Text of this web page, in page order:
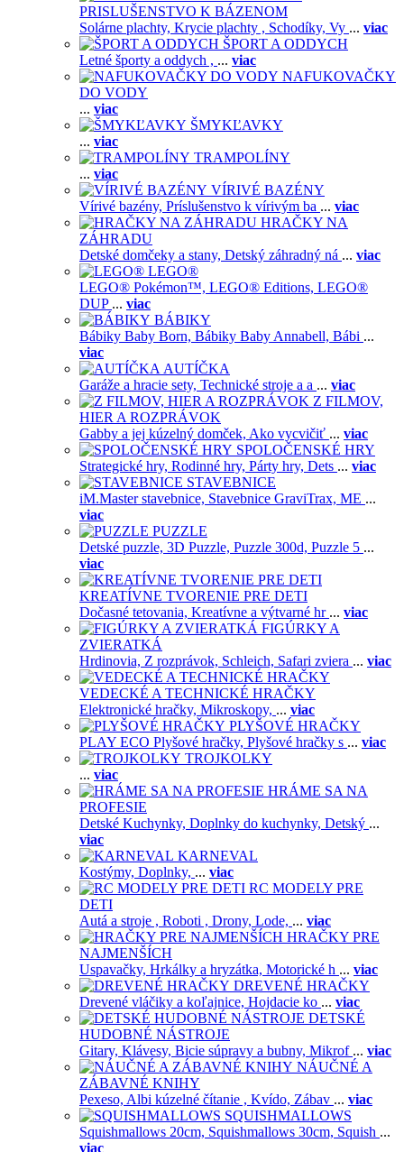
PRISLUŠENSTVO K BÁZENOM
Solárne plachty, Krycie plachty , Schodíky, Vy ... viac
ŠPORT A ODDYCH
Letné športy a oddych , ... viac
NAFUKOVAČKY
DO VODY
... viac
ŠMYKĽAVKY
... viac
TRAMPOLÍNY
... viac
VÍRIVÉ BAZÉNY
Vírivé bazény, Príslušenstvo k vírivým ba ... viac
HRAČKY NA
ZÁHRADU
Detské domčeky a stany, Detský záhradný ná ... viac
LEGO®
LEGO® Pokémon™, LEGO® Editions, LEGO®
DUP ... viac
BÁBIKY
Bábiky Baby Born, Bábiky Baby Annabell, Bábi ...
viac
AUTÍČKA
Garáže a hracie sety, Technické stroje a a ... viac
Z FILMOV,
HIER A ROZPRÁVOK
Gabby a jej kúzelný domček, Ako vycvičiť ... viac
SPOLOČENSKÉ HRY
Strategické hry, Rodinné hry, Párty hry, Dets ... viac
STAVEBNICE
iM.Master stavebnice, Stavebnice GraviTrax, ME ...
viac
PUZZLE
Detské puzzle, 3D Puzzle, Puzzle 300d, Puzzle 5 ...
viac
KREATÍVNE TVORENIE PRE DETI
Dočasné tetovania, Kreatívne a výtvarné hr ... viac
FIGÚRKY A
ZVIERATKÁ
Hrdinovia, Z rozprávok, Schleich, Safari zviera ... viac
VEDECKÉ A TECHNICKÉ HRAČKY
Elektronické hračky, Mikroskopy, ... viac
PLYŠOVÉ HRAČKY
PLAY ECO Plyšové hračky, Plyšové hračky s ... viac
TROJKOLKY
... viac
HRÁME SA NA
PROFESIE
Detské Kuchynky, Doplnky do kuchynky, Detský ...
viac
KARNEVAL
Kostýmy, Doplnky, ... viac
RC MODELY PRE
DETI
Autá a stroje , Roboti , Drony, Lode, ... viac
HRAČKY PRE
NAJMENŠÍCH
Uspavačky, Hrkálky a hryzátka, Motorické h ... viac
DREVENÉ HRAČKY
Drevené vláčiky a koľajnice, Hojdacie ko ... viac
DETSKÉ
HUDOBNÉ NÁSTROJE
Gitary, Klávesy, Bicie súpravy a bubny, Mikrof ... viac
NÁUČNÉ A
ZÁBAVNÉ KNIHY
Pexeso, Albi kúzelné čítanie , Kvído, Zábav ... viac
SQUISHMALLOWS
Squishmallows 20cm, Squishmallows 30cm, Squish ...
viac